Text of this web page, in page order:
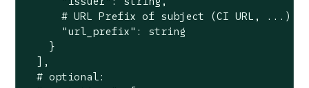
      # URL Prefix of subject (CI URL, ...)
      "url_prefix": string
    }
  ],
  # optional: